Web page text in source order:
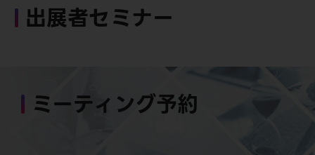
出展者セミナー
ミーティング予約